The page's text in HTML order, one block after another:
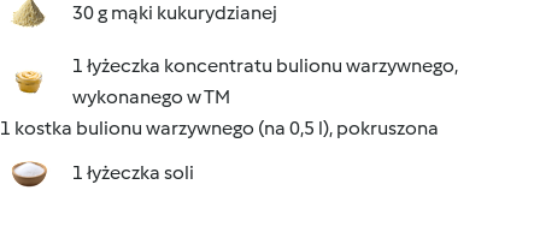
30 g mąki kukurydzianej
1 łyżeczka koncentratu bulionu warzywnego,
wykonanego w TM
1 kostka bulionu warzywnego (na 0,5 l), pokruszona
1 łyżeczka soli